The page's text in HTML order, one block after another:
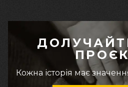
Кожна історія має